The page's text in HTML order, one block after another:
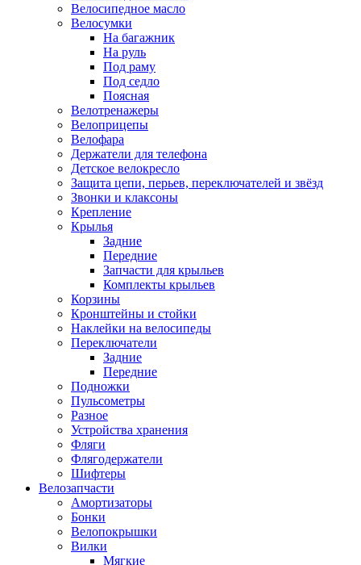
Велосипедное масло
Велосумки
На багажник
На руль
Под раму
Под седло
Поясная
Велотренажеры
Велоприцепы
Велофара
Держатели для телефона
Детское велокресло
Защита цепи, перьев, переключателей и звёзд
Звонки и клаксоны
Крепление
Крылья
Задние
Передние
Запчасти для крыльев
Комплекты крыльев
Корзины
Кронштейны и стойки
Наклейки на велосипеды
Переключатели
Задние
Передние
Подножки
Пульсометры
Разное
Устройства хранения
Фляги
Флягодержатели
Шифтеры
Велозапчасти
Амортизаторы
Бонки
Велопокрышки
Вилки
Мягкие